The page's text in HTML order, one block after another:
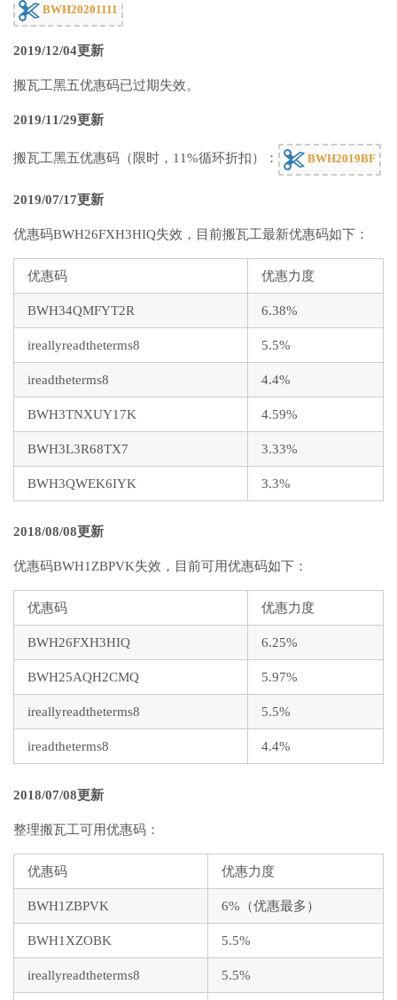
BWH20201111
2019/12/04更新
搬瓦工黑五优惠码已过期失效。
2019/11/29更新
搬瓦工黑五优惠码（限时，11%循环折扣）： BWH2019BF
2019/07/17更新
优惠码BWH26FXH3HIQ失效，目前搬瓦工最新优惠码如下：
优惠码 优惠力度
BWH34QMFYT2R 6.38%
ireallyreadtheterms8 5.5%
ireadtheterms8 4.4%
BWH3TNXUY17K 4.59%
BWH3L3R68TX7 3.33%
BWH3QWEK6IYK 3.3%
2018/08/08更新
优惠码BWH1ZBPVK失效，目前可用优惠码如下：
优惠码 优惠力度
BWH26FXH3HIQ 6.25%
BWH25AQH2CMQ 5.97%
ireallyreadtheterms8 5.5%
ireadtheterms8 4.4%
2018/07/08更新
整理搬瓦工可用优惠码：
优惠码 优惠力度
BWH1ZBPVK 6%（优惠最多）
BWH1XZOBK 5.5%
ireallyreadtheterms8 5.5%